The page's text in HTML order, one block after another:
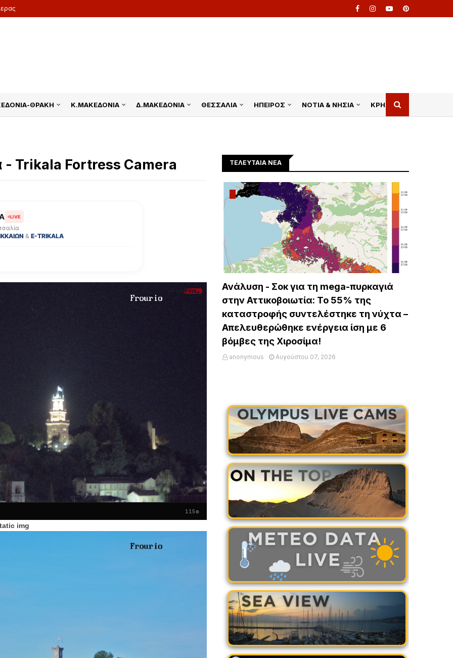
ΘΡΑΚΗ Κ.ΜΑΚΕΔΟΝΙΑ Δ.ΜΑΚΕΔΟΝΙΑ ΘΕΣΣΑΛΙΑ ΗΠΕΙΡΟΣ ΝΟΤΙΑ & ΝΗΣΙΑ ΚΡΗΤΗ
Trikala Fortress Camera
LIVE
& E-TRIKALA
115m
img
ΤΕΛΕΥΤΑΙΑ ΝΕΑ
Ανάλυση - Σοκ για τη mega-πυρκαγιά
στην Αττικοβοιωτία: Το 55% της
καταστροφής συντελέστηκε τη νύχτα –
Απελευθερώθηκε ενέργεια ίση με 6
βόμβες της Χιροσίμα!
anonymous
Αυγούστου 07, 2026